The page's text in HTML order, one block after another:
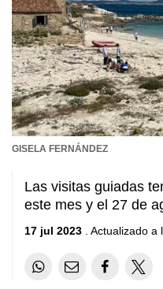
GISELA FERNÁNDEZ
Las visitas guiadas
este mes y el 27 de
17 jul 2023 . Actualizado a